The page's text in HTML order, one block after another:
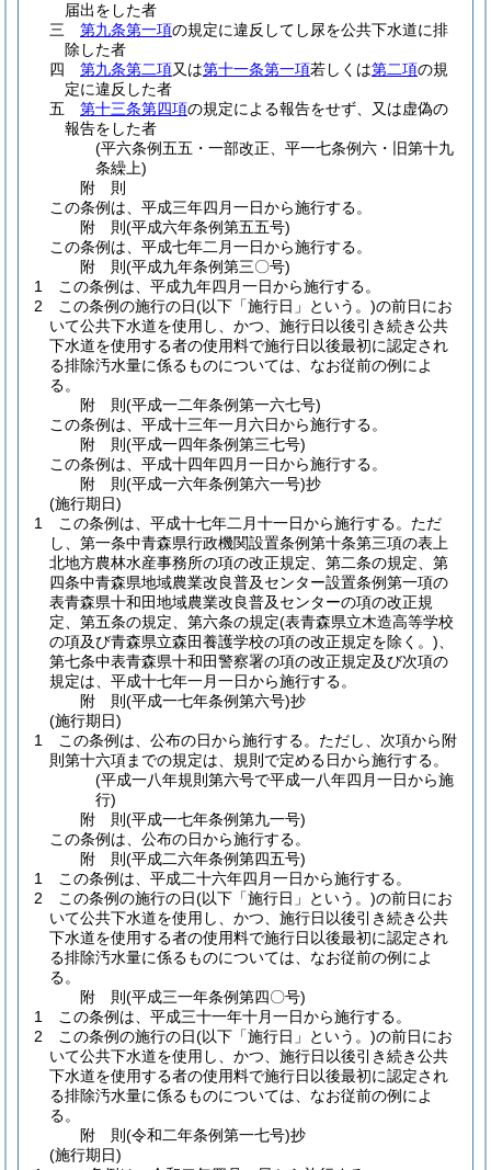
届出をした者
三
第九条第一項の規定に違反してし尿を公共下水道に排
除した者
四
第九条第二項又は第十一条第一項若しくは第二項の規
定に違反した者
五
第十三条第四項の規定による報告をせず、又は虚偽の
報告をした者
(平六条例五五・一部改正、平一七条例六・旧第十九
条繰上)
附 則
この条例は、平成三年四月一日から施行する。
附 則(平成六年条例第五五号)
この条例は、平成七年二月一日から施行する。
附 則(平成九年条例第三〇号)
1
この条例は、平成九年四月一日から施行する。
2
この条例の施行の日(以下「施行日」という。)の前日にお
いて公共下水道を使用し、かつ、施行日以後引き続き公共
下水道を使用する者の使用料で施行日以後最初に認定され
る排除汚水量に係るものについては、なお従前の例によ
る。
附 則(平成一二年条例第一六七号)
この条例は、平成十三年一月六日から施行する。
附 則(平成一四年条例第三七号)
この条例は、平成十四年四月一日から施行する。
附 則(平成一六年条例第六一号)抄
(施行期日)
1
この条例は、平成十七年二月十一日から施行する。 ただ
し、第一条中青森県行政機関設置条例第十条第三項の表上
北地方農林水産事務所の項の改正規定、第二条の規定、第
四条中青森県地域農業改良普及センター設置条例第一項の
表青森県十和田地域農業改良普及センターの項の改正規
定、第五条の規定、第六条の規定(表青森県立木造高等学校
の項及び青森県立森田養護学校の項の改正規定を除く。)
第七条中表青森県十和田警察署の項の改正規定及び次項の
規定は、平成十七年一月一日から施行する。
附 則(平成一七年条例第六号)抄
(施行期日)
1
この条例は、公布の日から施行する。 ただし、次項から附
則第十六項までの規定は、規則で定める日から施行する。
(平成一八年規則第六号で平成一八年四月一日から施
行)
附 則(平成一七年条例第九一号)
この条例は、公布の日から施行する。
附 則(平成二六年条例第四五号)
1
この条例は、平成二十六年四月一日から施行する。
2
この条例の施行の日(以下「施行日」という。)の前日にお
いて公共下水道を使用し、かつ、施行日以後引き続き公共
下水道を使用する者の使用料で施行日以後最初に認定され
る排除汚水量に係るものについては、なお従前の例によ
る。
附 則(平成三一年条例第四〇号)
1
この条例は、平成三十一年十月一日から施行する。
2
この条例の施行の日(以下「施行日」という。)の前日にお
いて公共下水道を使用し、かつ、施行日以後引き続き公共
下水道を使用する者の使用料で施行日以後最初に認定され
る排除汚水量に係るものについては、なお従前の例によ
る。
附 則(令和二年条例第一七号)抄
(施行期日)